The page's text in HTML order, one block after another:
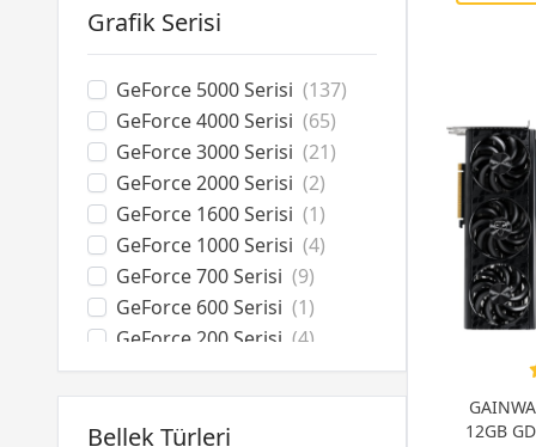
RTX 4070 Super
RTX 4070 (3)
RTX 4060 Ti (11)
RTX 4060
(2)
RTX 3070
(3)
RTX 3060 Ti (2)
RTX 3060
(3)
RTX 3050
(13)
RTX 2060 Super
(2)
RTX A2000 (1)
RTX A1000 (1)
Grafik Serisi
GeForce 5000 Serisi (137)
GeForce 4000 Serisi (65)
GeForce 3000 Serisi (21)
GeForce 2000 Serisi (2)
GeForce 1600 Serisi (1)
GeForce 1000 Serisi (4)
GeForce 700 Serisi (9)
GeForce 600 Serisi (1)
GeForce 200 Serisi (4)
RTX A Serisi (3)
Radeon RX 9000 Serisi (33)
Radeon RX 7000 Serisi
Bellek Türleri
12GB